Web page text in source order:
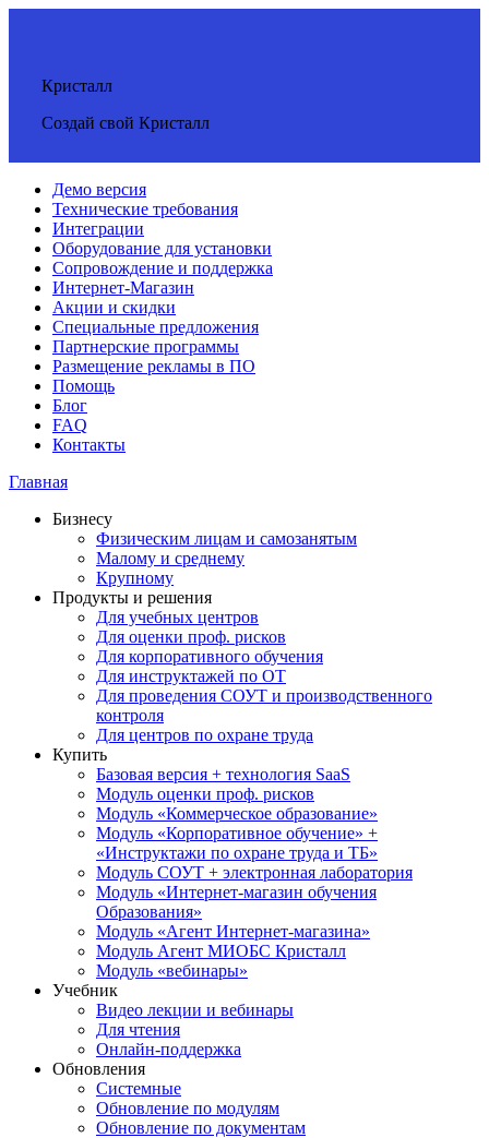
Кристалл
Создай свой Кристалл
Демо версия
Технические требования
Интеграции
Оборудование для установки
Сопровождение и поддержка
Интернет-Магазин
Акции и скидки
Специальные предложения
Партнерские программы
Размещение рекламы в ПО
Помощь
Блог
FAQ
Контакты
Главная
Бизнесу
Физическим лицам и самозанятым
Малому и среднему
Крупному
Продукты и решения
Для учебных центров
Для оценки проф. рисков
Для корпоративного обучения
Для инструктажей по ОТ
Для проведения СОУТ и производственного
контроля
Для центров по охране труда
Купить
Базовая версия + технология SaaS
Модуль оценки проф. рисков
Модуль «Коммерческое образование»
Модуль «Корпоративное обучение» +
«Инструктажи по охране труда и ТБ»
Модуль СОУТ + электронная лаборатория
Модуль «Интернет-магазин обучения
Образования»
Модуль «Агент Интернет-магазина»
Модуль Агент МИОБС Кристалл
Модуль «вебинары»
Учебник
Видео лекции и вебинары
Для чтения
Онлайн-поддержка
Обновления
Системные
Обновление по модулям
Обновление по документам